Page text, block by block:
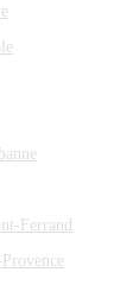
Ferrand